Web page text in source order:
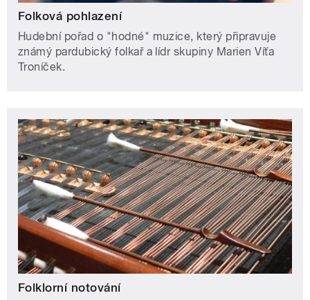
Folková pohlazení
Hudební pořad o "hodné" muzice, který připravuje
známý pardubický folkař a lídr skupiny Marien Víťa
Troníček.
Folklorní notování